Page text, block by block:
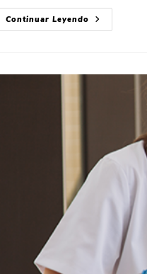
Continuar Leyendo